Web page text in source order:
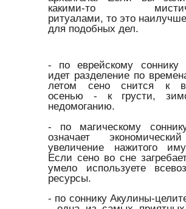
какими-то
ритуалами, то это
для подобных дел.
- по еврейскому соннику
идет разделение по
летом сено снится к
осенью - к грусти,
недомоганию.
- по магическому
означает
увеличение нажитого
Если сено во сне
умело используете
ресурсы.
- по соннику Акулины-